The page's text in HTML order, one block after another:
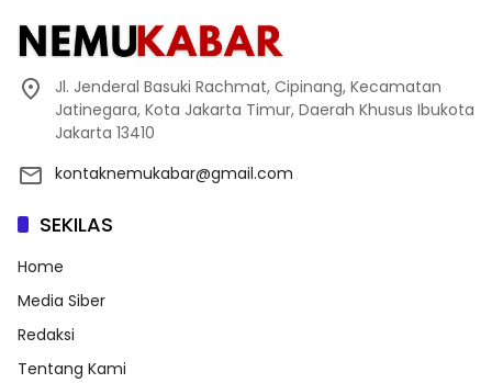
Jl. Jenderal Basuki Rachmat, Cipinang, Kecamatan
Jatinegara, Kota Jakarta Timur, Daerah Khusus Ibukota
Jakarta 13410
kontaknemukabar@gmail.com
SEKILAS
Home
Media Siber
Redaksi
Tentang Kami